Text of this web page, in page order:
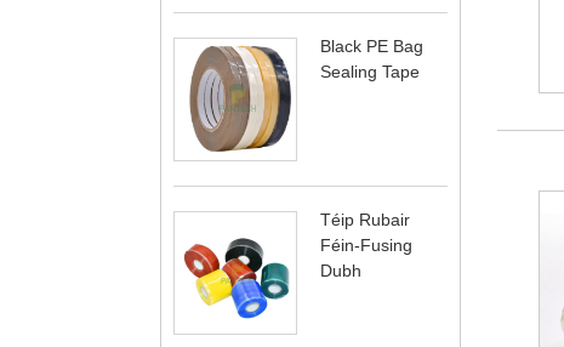
Black PE Bag
Sealing Tape
Téip Rubair
Féin-Fusing
Dubh